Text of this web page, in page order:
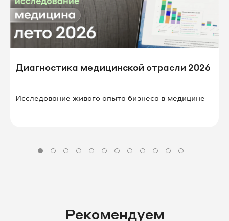
Диагностика медицинской отрасли 2026
Исследование живого опыта бизнеса в⁠ ⁠медицине
Рекомендуем